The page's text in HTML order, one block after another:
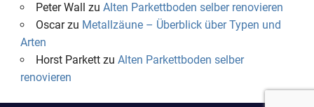
Peter Wall
zu Alten Parkettboden selber renovieren
Oscarzu Metallzäune – Überblick über Typen und
Arten
Horst Parkettzu Alten Parkettboden selber
renovieren